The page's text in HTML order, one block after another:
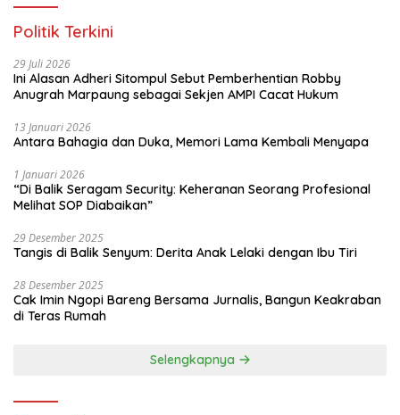
Politik Terkini
29 Juli 2026
Ini Alasan Adheri Sitompul Sebut Pemberhentian Robby
Anugrah Marpaung sebagai Sekjen AMPI Cacat Hukum
13 Januari 2026
Antara Bahagia dan Duka, Memori Lama Kembali Menyapa
1 Januari 2026
“Di Balik Seragam Security: Keheranan Seorang Profesional
Melihat SOP Diabaikan”
29 Desember 2025
Tangis di Balik Senyum: Derita Anak Lelaki dengan Ibu Tiri
28 Desember 2025
Cak Imin Ngopi Bareng Bersama Jurnalis, Bangun Keakraban
di Teras Rumah
Selengkapnya